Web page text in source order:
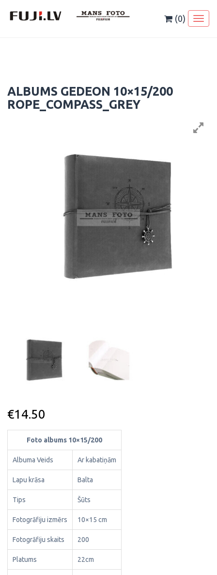
(0)
ALBUMS GEDEON 10×15/200
ROPE_COMPASS_GREY
€14.50
Foto albums 10×15/200
Albuma Veids Ar kabatiņām
Lapu krāsa Balta
Tips Šūts
Fotogrāfiju izmērs 10×15 cm
Fotogrāfiju skaits 200
Platums 22cm